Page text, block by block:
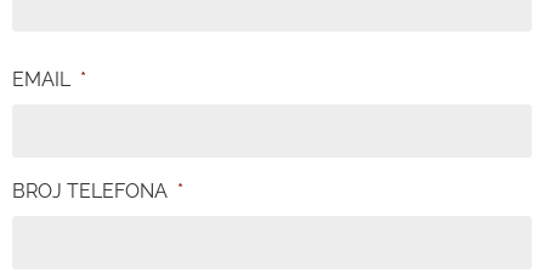
EMAIL *
BROJ TELEFONA *